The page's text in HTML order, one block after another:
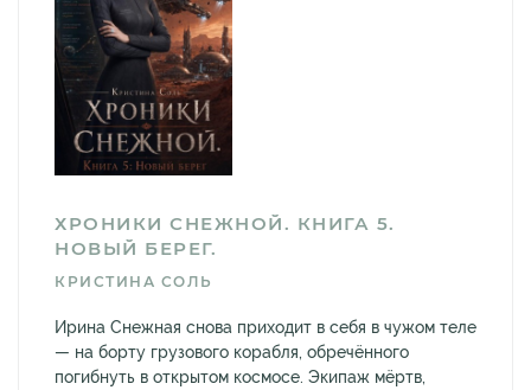
ХРОНИКИ СНЕЖНОЙ. КНИГА 5.
НОВЫЙ БЕРЕГ.
КРИСТИНА СОЛЬ
Ирина Снежная снова приходит в себя в чужом теле
— на борту грузового корабля, обречённого
погибнуть в открытом космосе. Экипаж мёртв,